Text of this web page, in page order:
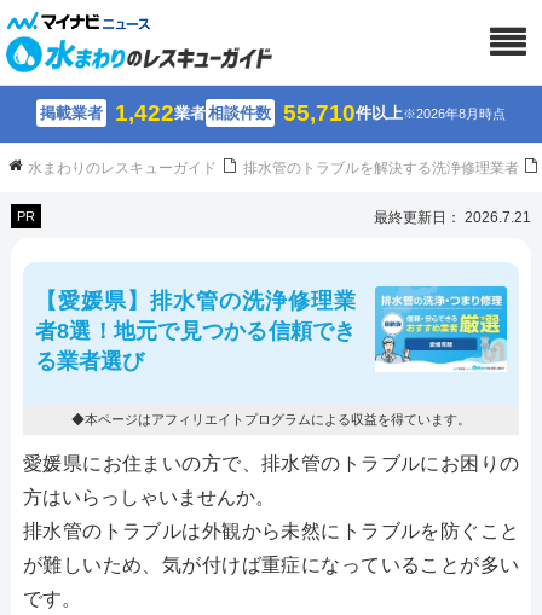
掲載業者 1,422業者相談件数 55,710件以上※2026年8月時点
水まわりのレスキューガイド 排水管のトラブルを解決する洗浄修理業者
PR 最終更新日： 2026.7.21
【愛媛県】排水管の洗浄修理業
者8選！地元で見つかる信頼でき
る業者選び
◆本ページはアフィリエイトプログラムによる収益を得ています。
愛媛県にお住まいの方で、排水管のトラブルにお困りの
方はいらっしゃいませんか。
排水管のトラブルは外観から未然にトラブルを防ぐこと
が難しいため、気が付けば重症になっていることが多い
です。